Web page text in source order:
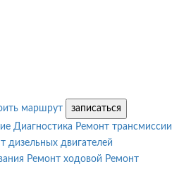
маршрут
записаться
Диагностика Ремонт трансмиссии
дизельных двигателей
Ремонт ходовой Ремонт